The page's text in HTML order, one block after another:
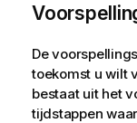
De
toekomst u wilt
bestaat uit het
tijdstappen